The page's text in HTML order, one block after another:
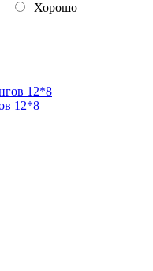
Хорошо
12*8